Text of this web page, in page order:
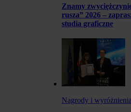
Znamy
rusza” 2026 –
studia graficzne
Nagrody i